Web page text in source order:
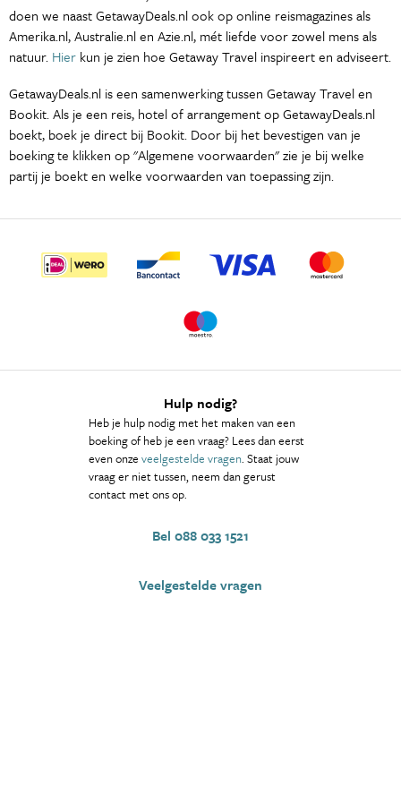
doen we naast GetawayDeals.nl ook op online reismagazines als
Amerika.nl, Australie.nl en Azie.nl, mét liefde voor zowel mens als
natuur. Hier kun je zien hoe Getaway Travel inspireert en adviseert.
GetawayDeals.nl is een samenwerking tussen Getaway Travel en
Bookit. Als je een reis, hotel of arrangement op GetawayDeals.nl
boekt, boek je direct bij Bookit. Door bij het bevestigen van je
boeking te klikken op "Algemene voorwaarden" zie je bij welke
partij je boekt en welke voorwaarden van toepassing zijn.
Hulp nodig?
Heb je hulp nodig met het maken van een
boeking of heb je een vraag? Lees dan eerst
even onze veelgestelde vragen. Staat jouw
vraag er niet tussen, neem dan gerust
contact met ons op.
Bel 088 033 1521
Veelgestelde vragen